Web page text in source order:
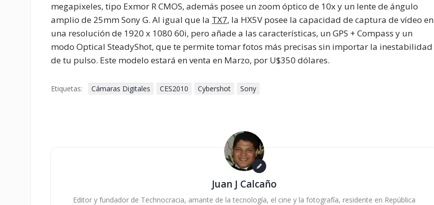
megapixeles, tipo Exmor R CMOS, además posee un zoom óptico de 10x y un lente de ángulo
amplio de 25mm Sony G. Al igual que la TX7, la HX5V posee la capacidad de captura de vídeo en
una resolución de 1920 x 1080 60i, pero añade a las características, un GPS + Compass y un
modo Optical SteadyShot, que te permite tomar fotos más precisas sin importar la inestabilidad
de tu pulso. Este modelo estará en venta en Marzo, por U$350 dólares.
Etiquetas: Cámaras Digitales CES2010 Cybershot Sony
Juan J Calcaño
Editor y fundador de Technocracia, amante de la tecnología, el cine y la fotografía, residente en República